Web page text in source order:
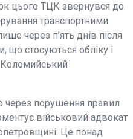
цього ТЦК звернувся до
транспортними
через п’ять днів після
що стосуються обліку і
через порушення правил
військовий адвокат
Це понад